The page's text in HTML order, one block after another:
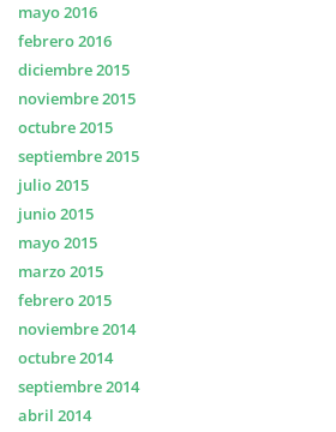
mayo 2016
febrero 2016
diciembre 2015
noviembre 2015
octubre 2015
septiembre 2015
julio 2015
junio 2015
mayo 2015
marzo 2015
febrero 2015
noviembre 2014
octubre 2014
septiembre 2014
abril 2014